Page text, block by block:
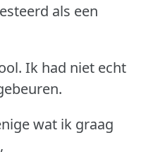
als een
Ik had niet echt
wat ik graag